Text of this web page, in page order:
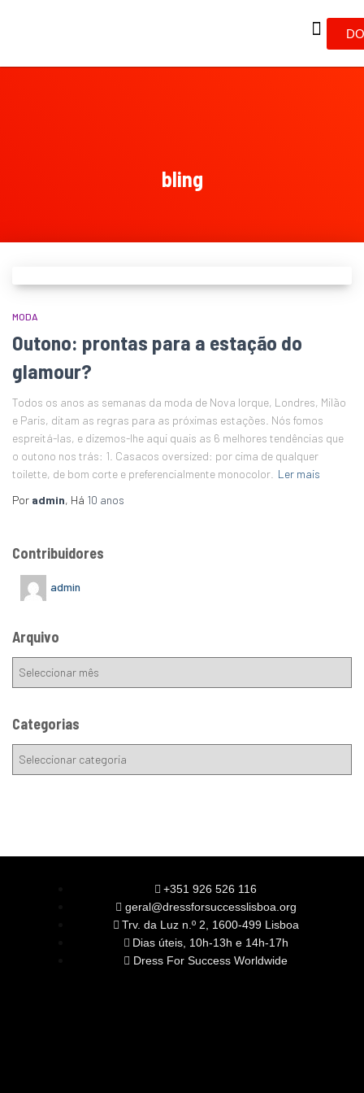
bling
MODA
Outono: prontas para a estação do
glamour?
Todos os anos as semanas da moda de Nova Iorque, Londres, Milão
e Paris, ditam as regras para as próximas estações. Nós fomos
espreitá-las, e dizemos-lhe aqui quais as 6 melhores tendências que
o outono nos trás: 1. Casacos oversized: por cima de qualquer
toilette, de bom corte e preferencialmente monocolor. Ler mais
Por admin, Há 10 anos
Contribuidores
admin
Arquivo
Categorias
+351 926 526 116
geral@dressforsuccesslisboa.org
Trv. da Luz n.º 2, 1600-499 Lisboa
Dias úteis, 10h-13h e 14h-17h
Dress For Success Worldwide